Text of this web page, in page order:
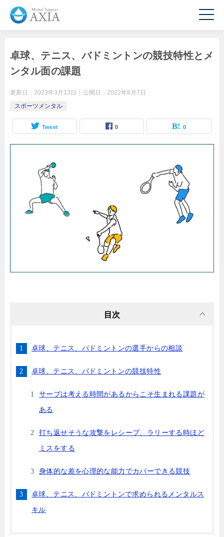
卓球、テニス、バドミントンの競技特性とメ
ンタル面の課題
更新日： 2023年3月13日 公開日： 2022年8月7日
スポーツメンタル
Tweet 0 0
目次
卓球、テニス、バドミントンの選手からの相談
卓球、テニス、バドミントンの競技特性
サーブは考える時間があるからこそ生まれる課題が
ある
打ち返せそうな攻撃をレシーブ、ラリーする時ほど
ミスをする
身体的な差を心理的な能力でカバーできる競技
卓球、テニス、バドミントンで求められるメンタルス
キル